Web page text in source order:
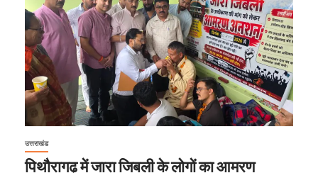
उत्तराखंड
पिथौरागढ़ में जारा जिबली के लोगों का आमरण